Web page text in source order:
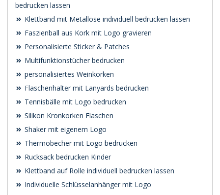
bedrucken lassen
Klettband mit Metallöse individuell bedrucken lassen
Faszienball aus Kork mit Logo gravieren
Personalisierte Sticker & Patches
Multifunktionstücher bedrucken
personalisiertes Weinkorken
Flaschenhalter mit Lanyards bedrucken
Tennisbälle mit Logo bedrucken
Silikon Kronkorken Flaschen
Shaker mit eigenem Logo
Thermobecher mit Logo bedrucken
Rucksack bedrucken Kinder
Klettband auf Rolle individuell bedrucken lassen
Individuelle Schlüsselanhänger mit Logo